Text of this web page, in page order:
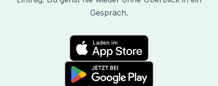
Gespräch.